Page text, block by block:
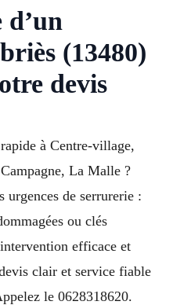
(13480)
devis
à Centre-village,
La Malle ?
urgences de serrurerie :
ou clés
efficace et
clair et service fiable
le 0628318620.